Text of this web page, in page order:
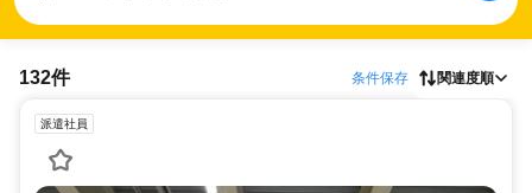
132件 条件保存 関連度順
派遣社員